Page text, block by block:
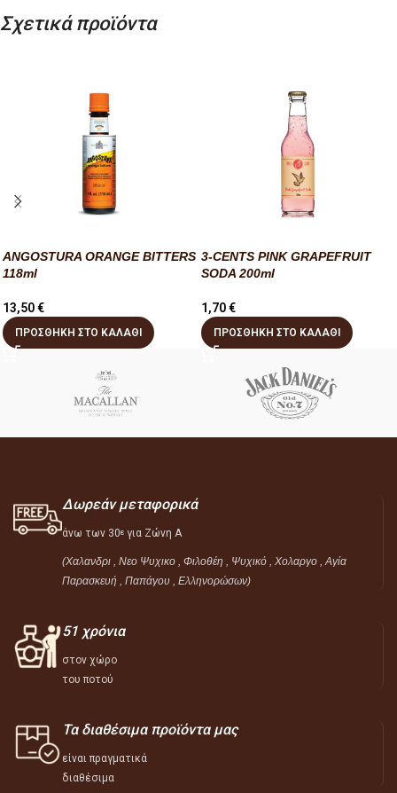
Σχετικά προϊόντα
ANGOSTURA ORANGE BITTERS
118ml
13,50€
ΠΡΟΣΘΉΚΗ ΣΤΟ ΚΑΛΆΘΙ
3-CENTS PINK GRAPEFRUIT
SODA 200ml
1,70€
ΠΡΟΣΘΉΚΗ ΣΤΟ ΚΑΛΆΘΙ
Δωρεάν μεταφορικά
άνω των 30ε για Ζώνη Α
(Χαλανδρι , Νεο Ψυχικο , Φιλοθέη , Ψυχικό , Χολαργο , Αγία
Παρασκευή , Παπάγου , Ελληνορώσων)
51 χρόνια
στον χώρο
του ποτού
Τα διαθέσιμα προϊόντα μας
είναι πραγματικά
διαθέσιμα